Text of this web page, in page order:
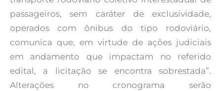
passageiros, sem caráter de exclusividade,
operados com ônibus do tipo rodoviário,
comunica que, em virtude de ações judiciais
em andamento que impactam no referido
edital, a licitação se encontra sobrestada”.
Alterações no cronograma serão